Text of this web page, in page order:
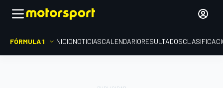
FÓRMULA 1 INICIONOTICIASCALENDARIORESULTADOS